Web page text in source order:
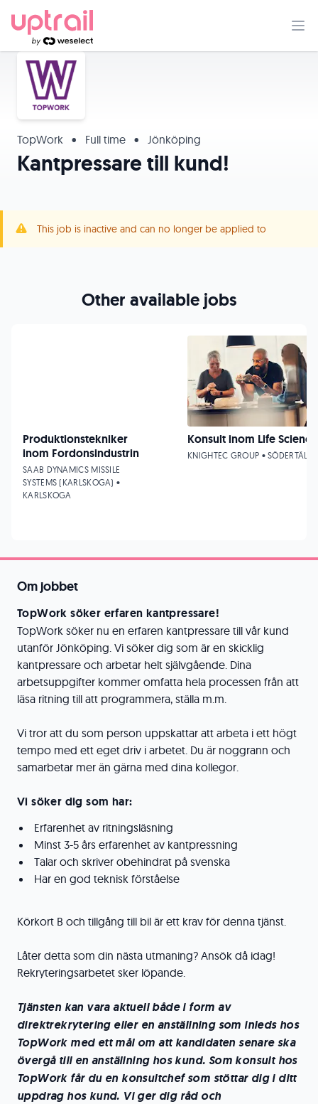
TopWork • Full time • Jönköping
Kantpressare till kund!
This job is inactive and can no longer be applied to
Om jobbet
TopWork söker erfaren kantpressare!
TopWork söker nu en erfaren kantpressare till vår kund
utanför Jönköping. Vi söker dig som är en skicklig
kantpressare och arbetar helt självgående. Dina
arbetsuppgifter kommer omfatta hela processen från att
läsa ritning till att programmera, ställa m.m.
Vi tror att du som person uppskattar att arbeta i ett högt
tempo med ett eget driv i arbetet. Du är noggrann och
samarbetar mer än gärna med dina kollegor.
Vi söker dig som har:
Erfarenhet av ritningsläsning
Minst 3-5 års erfarenhet av kantpressning
Talar och skriver obehindrat på svenska
Har en god teknisk förståelse
Körkort B och tillgång till bil är ett krav för denna tjänst.
Låter detta som din nästa utmaning? Ansök då idag!
Rekryteringsarbetet sker löpande.
Tjänsten kan vara aktuell både i form av
direktrekrytering eller en anställning som inleds hos
TopWork med ett mål om att kandidaten senare ska
övergå till en anställning hos kund. Som konsult hos
TopWork får du en konsultchef som stöttar dig i ditt
uppdrag hos kund. Vi ger dig råd och
Other available jobs
Produktionstekniker
inom Fordonsindustrin
SAAB DYNAMICS MISSILE
SYSTEMS (KARLSKOGA) •
KARLSKOGA
Konsult inom Life Science
KNIGHTEC GROUP • SÖDERTÄLJE